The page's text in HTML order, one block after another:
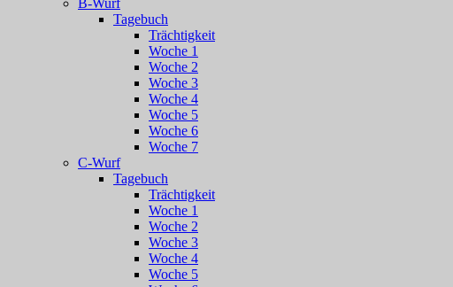
B-Wurf
Tagebuch
Trächtigkeit
Woche 1
Woche 2
Woche 3
Woche 4
Woche 5
Woche 6
Woche 7
C-Wurf
Tagebuch
Trächtigkeit
Woche 1
Woche 2
Woche 3
Woche 4
Woche 5